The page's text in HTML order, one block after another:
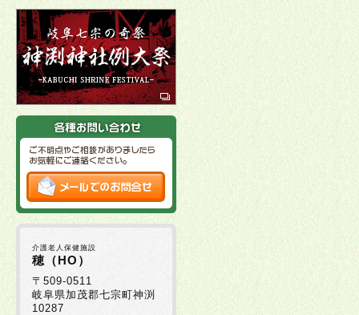
介護老人保健施設
穂（HO）
〒509-0511
岐阜県加茂郡七宗町神渕
10287